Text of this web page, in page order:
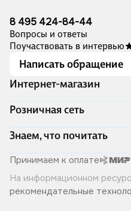
8 495 424-84-44
Вопросы и ответы
Поучаствовать в интервью
Написать обращение
Интернет-магазин
Акции
Доставка и оплата
Программа лояльности
Подарочные сертификаты
Правила продажи
Политика
Розничная сеть
Адреса магазинов
Книжный Дозор
О компании
Читай-город для бизнеса
Хотите у нас работать?
Знаем, что почитать
Скоро в продаже
Лучшие из лучших
Читай-журнал
Принимаем к оплате
На информационном
рекомендательные